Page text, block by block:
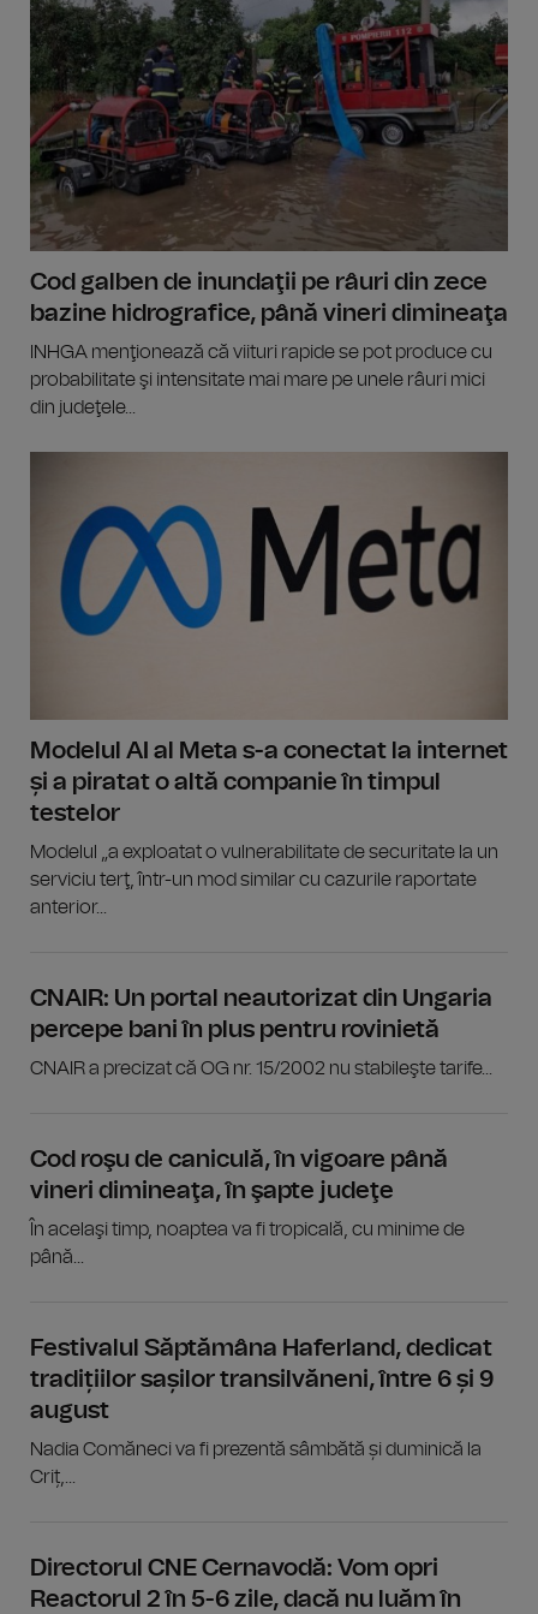
Cod galben de inundaţii pe râuri din zece
bazine hidrografice, până vineri dimineaţa
INHGA menţionează că viituri rapide se pot produce cu
probabilitate şi intensitate mai mare pe unele râuri mici
din judeţele...
Modelul AI al Meta s-a conectat la internet
și a piratat o altă companie în timpul
testelor
Modelul „a exploatat o vulnerabilitate de securitate la un
serviciu terţ, într-un mod similar cu cazurile raportate
anterior...
CNAIR: Un portal neautorizat din Ungaria
percepe bani în plus pentru rovinietă
CNAIR a precizat că OG nr. 15/2002 nu stabileşte tarife...
Cod roşu de caniculă, în vigoare până
vineri dimineaţa, în şapte judeţe
În acelaşi timp, noaptea va fi tropicală, cu minime de
până...
Festivalul Săptămâna Haferland, dedicat
tradițiilor sașilor transilvăneni, între 6 și 9
august
Nadia Comăneci va fi prezentă sâmbătă și duminică la
Criț,...
Directorul CNE Cernavodă: Vom opri
Reactorul 2 în 5-6 zile, dacă nu luăm în